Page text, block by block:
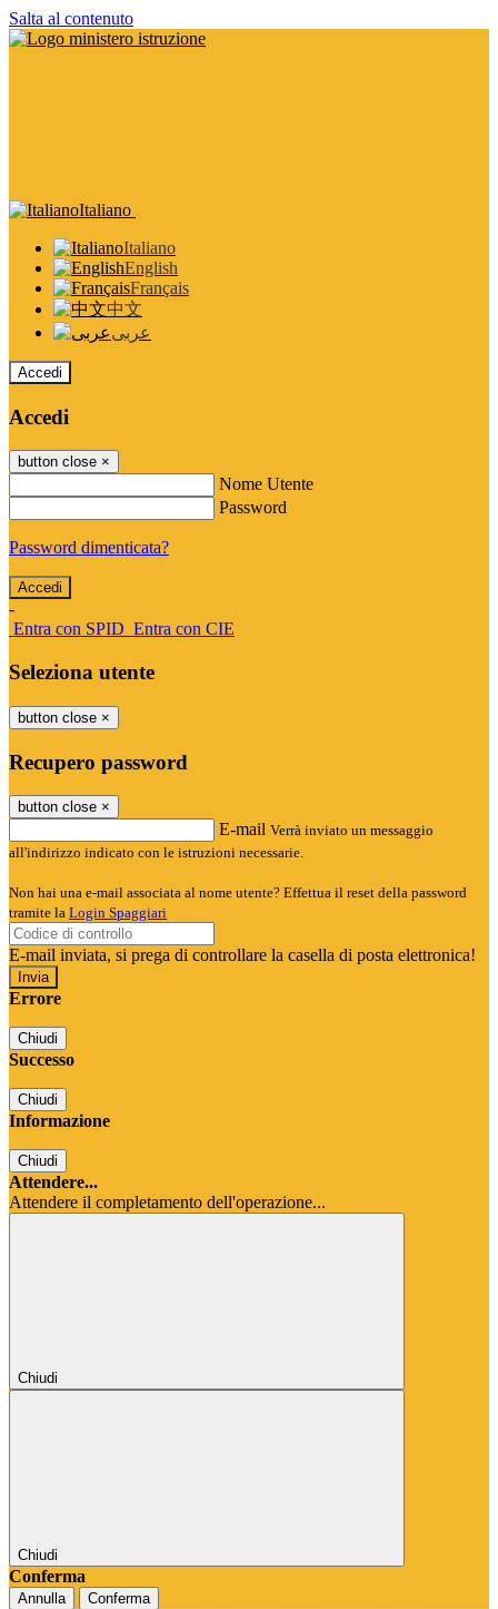
Salta al contenuto
Italiano
Italiano
English
Français
中文
عربى
Accedi
Accedi
button close ×
Nome Utente
Password
Password dimenticata?
-
Entra con SPID Entra con CIE
Seleziona utente
button close ×
Recupero password
button close ×
E-mail Verrà inviato un messaggio
all'indirizzo indicato con le istruzioni necessarie.
Non hai una e-mail associata al nome utente? Effettua il reset della password
tramite la Login Spaggiari
E-mail inviata, si prega di controllare la casella di posta elettronica!
Errore
Chiudi
Successo
Chiudi
Informazione
Chiudi
Attendere...
Attendere il completamento dell'operazione...
Chiudi
Chiudi
Conferma
Annulla Conferma